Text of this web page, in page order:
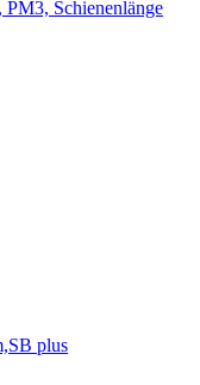
Schienenlänge
plus